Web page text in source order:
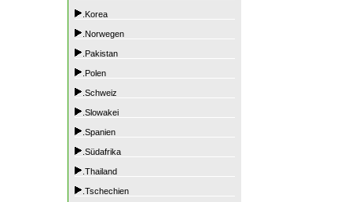
.Korea
.Norwegen
.Pakistan
.Polen
.Schweiz
.Slowakei
.Spanien
.Südafrika
.Thailand
.Tschechien